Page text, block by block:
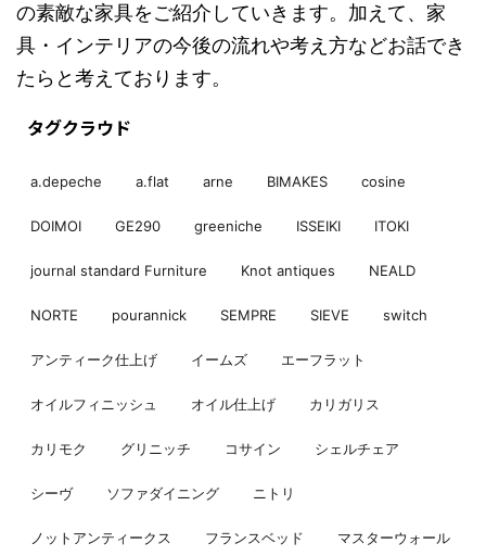
の素敵な家具をご紹介していきます。加えて、家
具・インテリアの今後の流れや考え方などお話でき
たらと考えております。
タグクラウド
a.depeche a.flat arne BIMAKES cosine
DOIMOI GE290 greeniche ISSEIKI ITOKI
journal standard Furniture Knot antiques NEALD
NORTE pourannick SEMPRE SIEVE switch
アンティーク仕上げ イームズ エーフラット
オイルフィニッシュ オイル仕上げ カリガリス
カリモク グリニッチ コサイン シェルチェア
シーヴ ソファダイニング ニトリ
ノットアンティークス フランスベッド マスターウォール